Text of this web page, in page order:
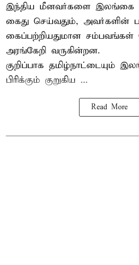
இந்திய மீனவர்களை இலங்கை
கைது செய்வதும், அவர்களின்
கைப்பற்றியதுமான சம்பவங்கள்
அரங்கேறி வருகின்றன.
குறிப்பாக தமிழ்நாட்டையும்
பிரிக்கும் குறுகிய ...
Read More